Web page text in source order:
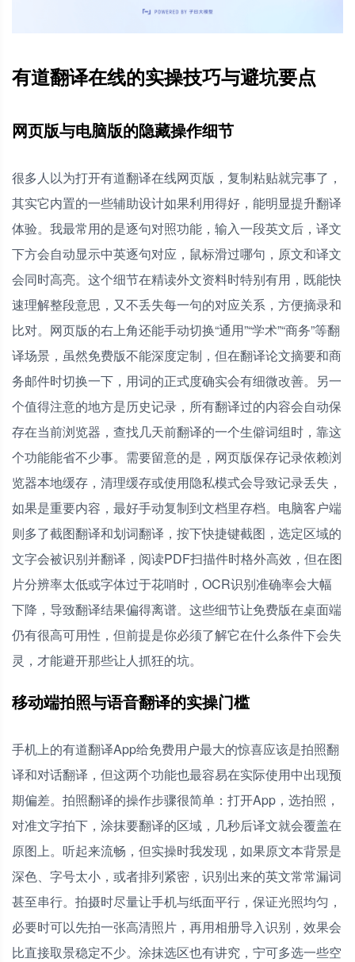
有道翻译在线的实操技巧与避坑要点
网页版与电脑版的隐藏操作细节
很多人以为打开有道翻译在线网页版，复制粘贴就完事了，
其实它内置的一些辅助设计如果利用得好，能明显提升翻译
体验。我最常用的是逐句对照功能，输入一段英文后，译文
下方会自动显示中英逐句对应，鼠标滑过哪句，原文和译文
会同时高亮。这个细节在精读外文资料时特别有用，既能快
速理解整段意思，又不丢失每一句的对应关系，方便摘录和
比对。网页版的右上角还能手动切换“通用”“学术”“商务”等翻
译场景，虽然免费版不能深度定制，但在翻译论文摘要和商
务邮件时切换一下，用词的正式度确实会有细微改善。另一
个值得注意的地方是历史记录，所有翻译过的内容会自动保
存在当前浏览器，查找几天前翻译的一个生僻词组时，靠这
个功能能省不少事。需要留意的是，网页版保存记录依赖浏
览器本地缓存，清理缓存或使用隐私模式会导致记录丢失，
如果是重要内容，最好手动复制到文档里存档。电脑客户端
则多了截图翻译和划词翻译，按下快捷键截图，选定区域的
文字会被识别并翻译，阅读PDF扫描件时格外高效，但在图
片分辨率太低或字体过于花哨时，OCR识别准确率会大幅
下降，导致翻译结果偏得离谱。这些细节让免费版在桌面端
仍有很高可用性，但前提是你必须了解它在什么条件下会失
灵，才能避开那些让人抓狂的坑。
移动端拍照与语音翻译的实操门槛
手机上的有道翻译App给免费用户最大的惊喜应该是拍照翻
译和对话翻译，但这两个功能也最容易在实际使用中出现预
期偏差。拍照翻译的操作步骤很简单：打开App，选拍照，
对准文字拍下，涂抹要翻译的区域，几秒后译文就会覆盖在
原图上。听起来流畅，但实操时我发现，如果原文本背景是
深色、字号太小，或者排列紧密，识别出来的英文常常漏词
甚至串行。拍摄时尽量让手机与纸面平行，保证光照均匀，
必要时可以先拍一张高清照片，再用相册导入识别，效果会
比直接取景稳定不少。涂抹选区也有讲究，宁可多选一些空